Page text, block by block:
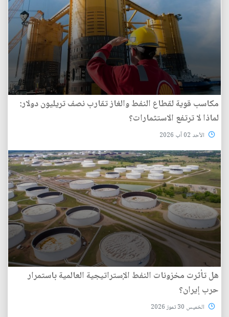
مكاسب قوية لقطاع النفط والغاز تقارب نصف تريليون دولار:
لماذا لا ترتفع الاستثمارات؟
الأحد 02 آب 2026
هل تأثرت مخزونات النفط الإستراتيجية العالمية باستمرار
حرب إيران؟
الخميس 30 تموز 2026